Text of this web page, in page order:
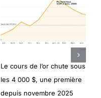
Le cours de l’or chute sous
les 4 000 $, une première
depuis novembre 2025